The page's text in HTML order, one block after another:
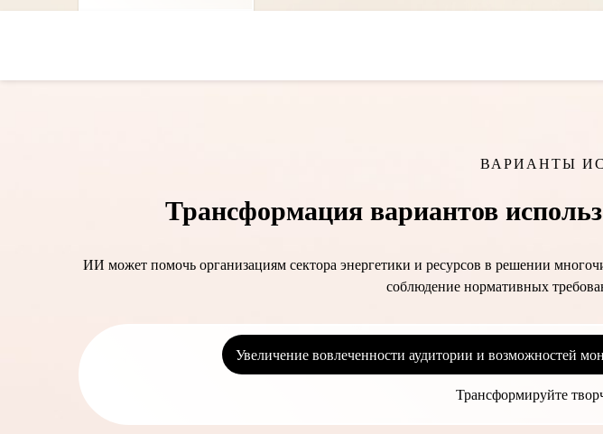
ВАРИАНТЫ
Трансформация вариантов
ИИ может помочь организациям сектора энергетики и ресурсов в решении
соблюдение нормативных
Увеличение вовлеченности аудитории и возможностей
Трансформируйте